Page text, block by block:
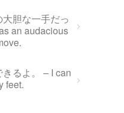
大胆な一手だっ
an audacious
るよ。 – I can
feet.